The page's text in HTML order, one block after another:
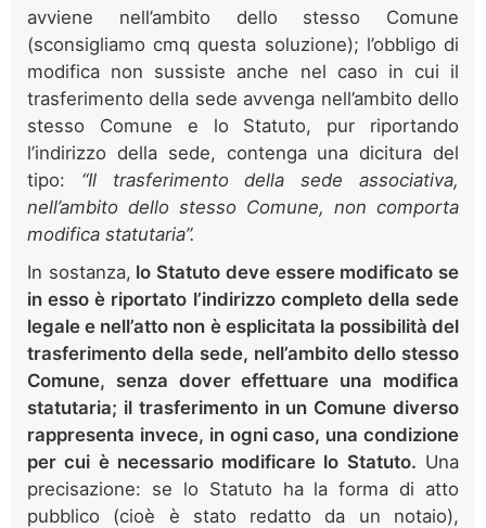
avviene nell’ambito dello stesso Comune
(sconsigliamo cmq questa soluzione); l’obbligo di
modifica non sussiste anche nel caso in cui il
trasferimento della sede avvenga nell’ambito dello
stesso Comune e lo Statuto, pur riportando
l’indirizzo della sede, contenga una dicitura del
tipo: “Il trasferimento della sede associativa,
nell’ambito dello stesso Comune, non comporta
modifica statutaria”.
In sostanza, lo Statuto deve essere modificato se
in esso è riportato l’indirizzo completo della sede
legale e nell’atto non è esplicitata la possibilità del
trasferimento della sede, nell’ambito dello stesso
Comune, senza dover effettuare una modifica
statutaria; il trasferimento in un Comune diverso
rappresenta invece, in ogni caso, una condizione
per cui è necessario modificare lo Statuto. Una
precisazione: se lo Statuto ha la forma di atto
pubblico (cioè è stato redatto da un notaio),